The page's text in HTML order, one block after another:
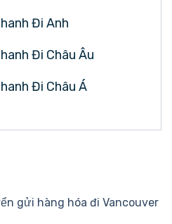
Đi Anh
Đi Châu Âu
Đi Châu Á
gửi hàng hóa đi Vancouver